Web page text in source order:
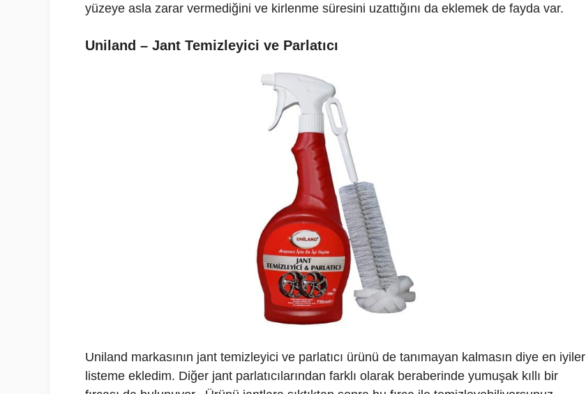
yüzeye asla zarar vermediğini ve kirlenme süresini uzattığını da eklemek de fayda var.
Uniland – Jant Temizleyici ve Parlatıcı
Uniland markasının jant temizleyici ve parlatıcı ürünü de tanımayan kalmasın diye en iyiler
listeme ekledim. Diğer jant parlatıcılarından farklı olarak beraberinde yumuşak kıllı bir